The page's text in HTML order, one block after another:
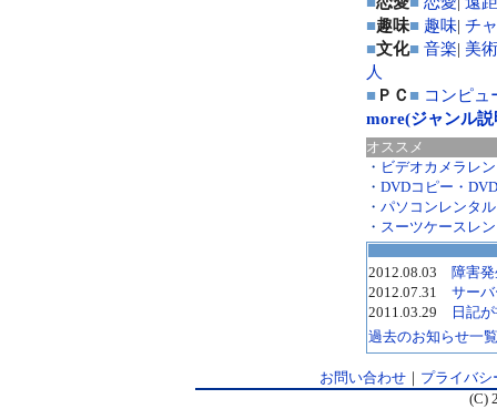
■趣味■ 趣味| チ
■文化■ 音楽| 美
人
■ＰＣ ■ コンピュ
more(ジャンル
オススメ
・ ビデオカメラレ
・ DVDコピー・
・ パソコンレンタル
・ スーツケースレ
2012.08.03 障害
2012.07.31 サー
2011.03.29
日記
過去のお知らせ一覧
お問い合わせ ｜ プライバ
(C)